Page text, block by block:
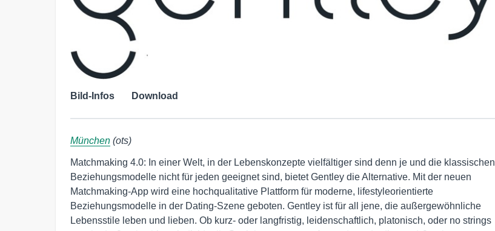
Bild-Infos Download
München (ots)
Matchmaking 4.0: In einer Welt, in der Lebenskonzepte vielfältiger sind denn je und die klassischen
Beziehungsmodelle nicht für jeden geeignet sind, bietet Gentley die Alternative. Mit der neuen
Matchmaking-App wird eine hochqualitative Plattform für moderne, lifestyleorientierte
Beziehungsmodelle in der Dating-Szene geboten. Gentley ist für all jene, die außergewöhnliche
Lebensstile leben und lieben. Ob kurz- oder langfristig, leidenschaftlich, platonisch, oder no strings